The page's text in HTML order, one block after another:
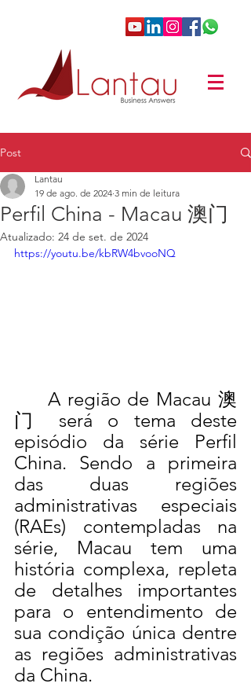
Post
Perfil China - Macau 澳门
Lantau
19 de ago. de 2024 3 min de leitura
Atualizado: 24 de set. de 2024
https://youtu.be/kbRW4bvooNQ
门 será o tema deste
episódio da série Perfil
China. Sendo a primeira
das duas regiões
administrativas especiais
(RAEs) contempladas na
série, Macau tem uma
história complexa, repleta
de detalhes importantes
para o entendimento de
sua condição única dentre
as regiões administrativas
da China.